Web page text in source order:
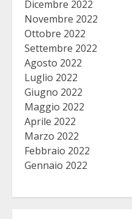
Dicembre 2022
Novembre 2022
Ottobre 2022
Settembre 2022
Agosto 2022
Luglio 2022
Giugno 2022
Maggio 2022
Aprile 2022
Marzo 2022
Febbraio 2022
Gennaio 2022